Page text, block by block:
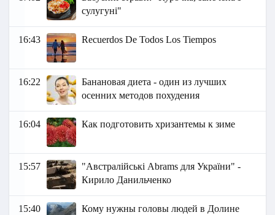
сулугуні"
16:43 Recuerdos De Todos Los Tiempos
16:22
Банановая диета - один из лучших
осенних методов похудения
16:04 Как подготовить хризантемы к зиме
15:57
"Австралійські Abrams для України" -
Кирило Данильченко
15:40
Кому нужны головы людей в Долине